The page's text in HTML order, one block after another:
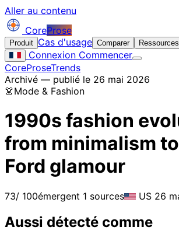
Aller au contenu
CoreProse
Produit Cas d'usage Comparer Ressources
Connexion Commencer
CoreProseTrends
Archivé — publié le 26 mai 2026
👗Mode & Fashion
1990s fashion
from minimalism
Ford glamour
73/ 100émergent 1 sources US 26
Aussi détecté comme